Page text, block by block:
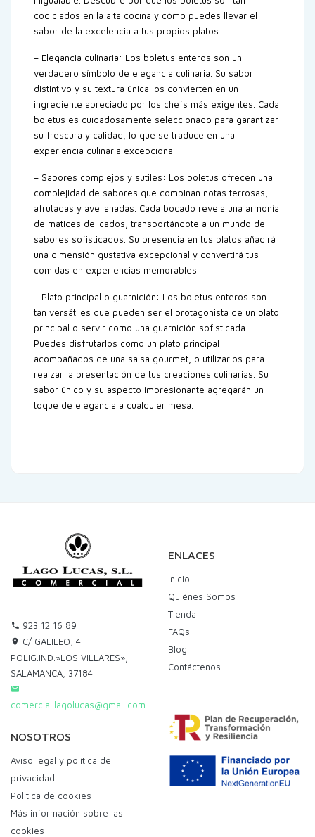
codiciados en la alta cocina y cómo puedes llevar el
sabor de la excelencia a tus propios platos.
– Elegancia culinaria: Los boletus enteros son un
verdadero símbolo de elegancia culinaria. Su sabor
distintivo y su textura única los convierten en un
ingrediente apreciado por los chefs más exigentes. Cada
boletus es cuidadosamente seleccionado para garantizar
su frescura y calidad, lo que se traduce en una
experiencia culinaria excepcional.
– Sabores complejos y sutiles: Los boletus ofrecen una
complejidad de sabores que combinan notas terrosas,
afrutadas y avellanadas. Cada bocado revela una armonía
de matices delicados, transportándote a un mundo de
sabores sofisticados. Su presencia en tus platos añadirá
una dimensión gustativa excepcional y convertirá tus
comidas en experiencias memorables.
– Plato principal o guarnición: Los boletus enteros son
tan versátiles que pueden ser el protagonista de un plato
principal o servir como una guarnición sofisticada.
Puedes disfrutarlos como un plato principal
acompañados de una salsa gourmet, o utilizarlos para
realzar la presentación de tus creaciones culinarias. Su
sabor único y su aspecto impresionante agregarán un
toque de elegancia a cualquier mesa.
923 12 16 89
C/ GALILEO, 4
POLIG.IND.»LOS VILLARES»,
SALAMANCA, 37184
comercial.lagolucas@gmail.com
ENLACES
Inicio
Quiénes Somos
Tienda
FAQs
Blog
Contáctenos
NOSOTROS
Aviso legal y política de
privacidad
Política de cookies
Más información sobre las
cookies